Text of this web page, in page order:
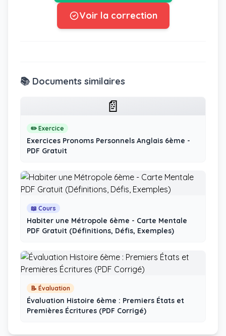
Voir la correction
📚 Documents similaires
📄
✏️ Exercice
Exercices Pronoms Personnels Anglais 6ème -
PDF Gratuit
📖 Cours
Habiter une Métropole 6ème - Carte Mentale
PDF Gratuit (Définitions, Défis, Exemples)
📝 Évaluation
Évaluation Histoire 6ème : Premiers États et
Premières Écritures (PDF Corrigé)